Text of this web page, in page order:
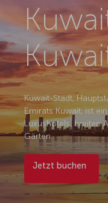
Kuwait-Stadt,
Emirats Kuwait, ist
Luxushotels, breiten
Gärten.
Jetzt buchen